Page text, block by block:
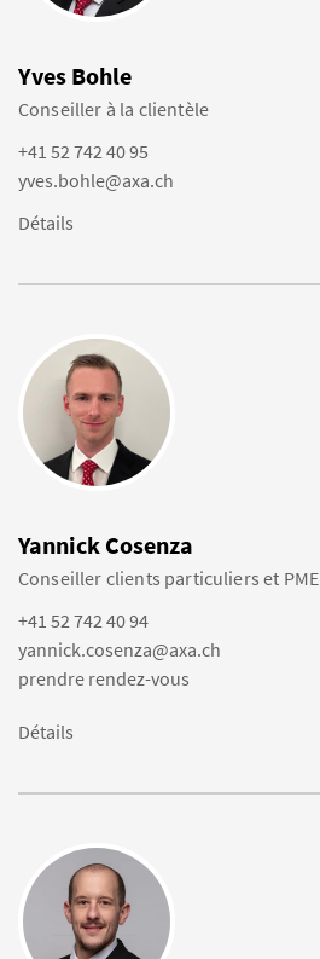
Yves Bohle
Conseiller à la clientèle
+41 52 742 40 95
yves.bohle@axa.ch
Détails
Yannick Cosenza
Conseiller clients particuliers et PME
+41 52 742 40 94
yannick.cosenza@axa.ch
prendre rendez-vous
Détails